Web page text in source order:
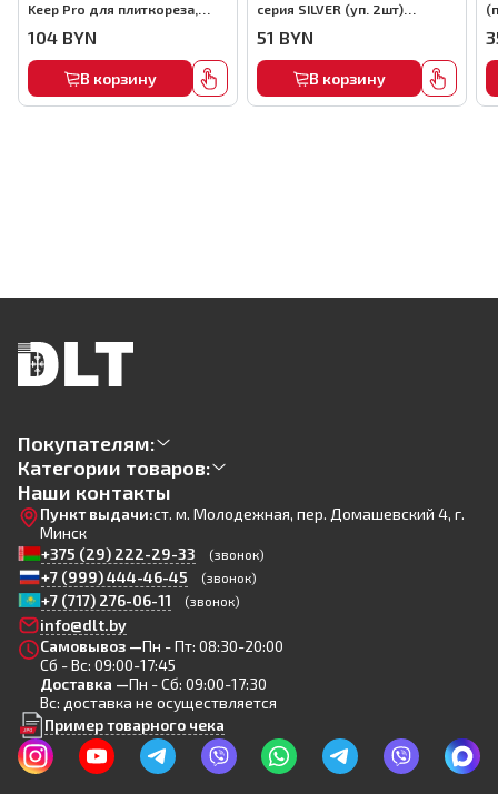
Keep Pro для плиткореза,
104 BYN
В корзину
серия SILVER (уп. 2шт)
51 BYN
В корзину
Покупателям:
Категории товаров:
Наши контакты
Пункт выдачи:ст. м. Молодежная, пер. Домашевский 4, г.
Минск
+375 (29) 222-29-33
(звонок)
+7 (999) 444-46-45 (звонок)
+7 (717) 276-06-11 (звонок)
info@dlt.by
Самовывоз —Пн - Пт: 08:30-20:00
Сб - Вс: 09:00-17:45
Доставка —Пн - Сб: 09:00-17:30
Вс: доставка не осуществляется
Пример товарного чека